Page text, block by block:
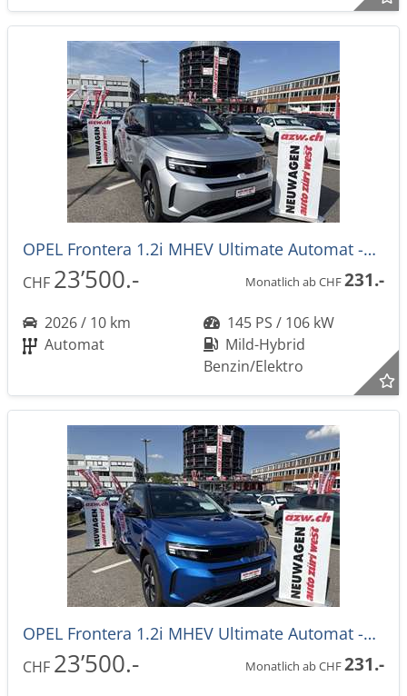
OPEL Frontera 1.2i MHEV Ultimate Automat -28%
CHF 23’500.- Monatlich ab CHF231.-
2026 / 10 km
145 PS / 106 kW
Automat
Mild-Hybrid
Benzin/Elektro
OPEL Frontera 1.2i MHEV Ultimate Automat -28%
CHF 23’500.- Monatlich ab CHF231.-